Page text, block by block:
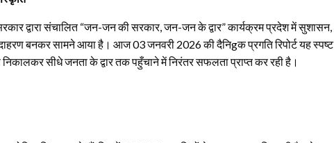
द्वारा संचालित “जन-जन की सरकार, जन-जन के द्वार” कार्यक्रम प्रदेश में सुशासन,
बनकर सामने आया है। आज 03 जनवरी 2026 की दैनिgक प्रगति रिपोर्ट यह स्पष्ट
सीधे जनता के द्वार तक पहुँचाने में निरंतर सफलता प्राप्त कर रही है।